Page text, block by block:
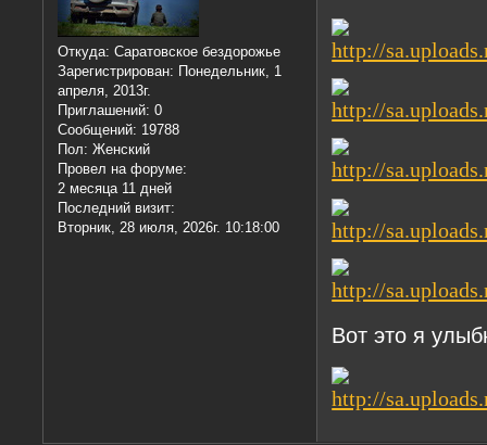
Откуда: Саратовское бездорожье
Зарегистрирован: Понедельник, 1
апреля, 2013г.
Приглашений: 0
Сообщений: 19788
Пол: Женский
Провел на форуме:
2 месяца 11 дней
Последний визит:
Вторник, 28 июля, 2026г. 10:18:00
Вот это я